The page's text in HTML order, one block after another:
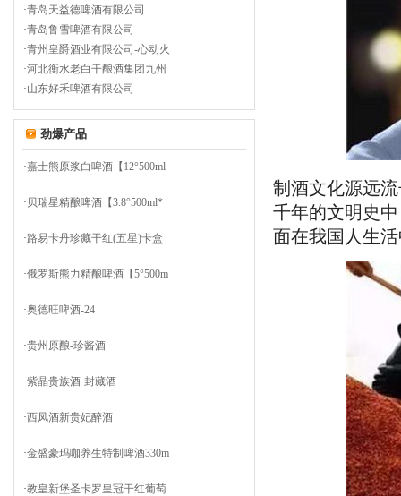
·青岛天益德啤酒有限公司
·青岛鲁雪啤酒有限公司
·青州皇爵酒业有限公司-心动火
·河北衡水老白干酿酒集团九州
·山东好禾啤酒有限公司
劲爆产品
·嘉士熊原浆白啤酒【12°500ml
· 贝瑞星精酿啤酒【3.8°500ml*
·路易卡丹珍藏干红(五星)卡盒
·俄罗斯熊力精酿啤酒【5°500m
·奥德旺啤酒-24
·贵州原酿-珍酱酒
·紫晶贵族酒·封藏酒
·西凤酒新贵妃醉酒
·金盛豪玛咖养生特制啤酒330m
·教皇新堡圣卡罗皇冠干红葡萄
制酒文化源远
千年的文明史
面在我国人生